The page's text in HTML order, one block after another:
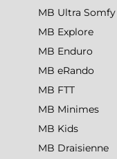
MB Enduro
MB eRando
MB Minimes
MB Draisienne
MTB Alpine Cup